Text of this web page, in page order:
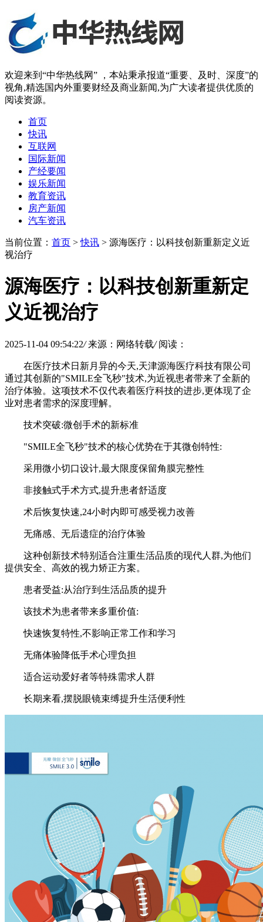
欢迎来到“中华热线网” ，本站秉承报道“重要、及时、深度”的
视角,精选国内外重要财经及商业新闻,为广大读者提供优质的
阅读资源。
首页
快讯
互联网
国际新闻
产经要闻
娱乐新闻
教育资讯
房产新闻
汽车资讯
当前位置： 首页 >快讯 > 源海医疗：以科技创新重新定义近
视治疗
源海医疗：以科技创新重新定
义近视治疗
2025-11-04 09:54:22/ 来源：网络转载/ 阅读：
在医疗技术日新月异的今天,天津源海医疗科技有限公司
通过其创新的"SMILE全飞秒"技术,为近视患者带来了全新的
治疗体验。这项技术不仅代表着医疗科技的进步,更体现了企
业对患者需求的深度理解。
技术突破:微创手术的新标准
"SMILE全飞秒"技术的核心优势在于其微创特性:
采用微小切口设计,最大限度保留角膜完整性
非接触式手术方式,提升患者舒适度
术后恢复快速,24小时内即可感受视力改善
无痛感、无后遗症的治疗体验
这种创新技术特别适合注重生活品质的现代人群,为他们
提供安全、高效的视力矫正方案。
患者受益:从治疗到生活品质的提升
该技术为患者带来多重价值:
快速恢复特性,不影响正常工作和学习
无痛体验降低手术心理负担
适合运动爱好者等特殊需求人群
长期来看,摆脱眼镜束缚提升生活便利性